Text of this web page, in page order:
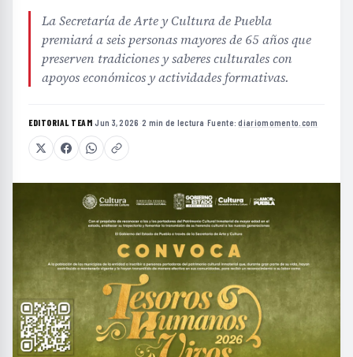
La Secretaría de Arte y Cultura de Puebla
premiará a seis personas mayores de 65 años que
preserven tradiciones y saberes culturales con
apoyos económicos y actividades formativas.
EDITORIAL TEAM·Jun 3, 2026 ·2 min de lectura ·Fuente:diariomomento.com